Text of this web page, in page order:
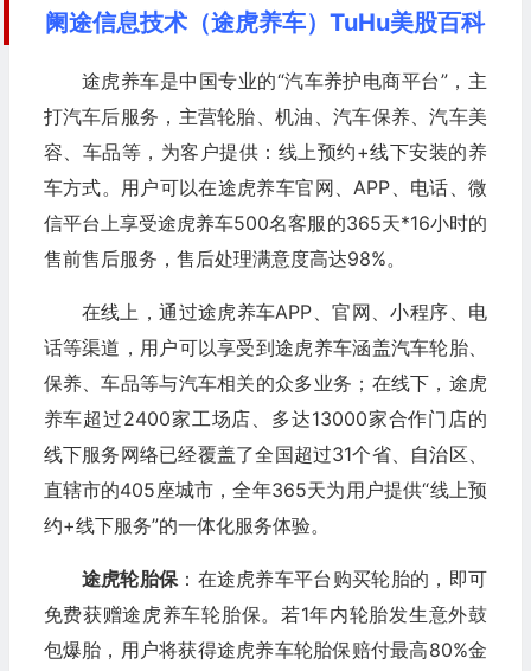
阑途信息技术（途虎养车）TuHu美股百科
途虎养车是中国专业的“汽车养护电商平台”，主
打汽车后服务，主营轮胎、机油、汽车保养、汽车美
容、车品等，为客户提供：线上预约+线下安装的养
车方式。用户可以在途虎养车官网、APP、电话、微
信平台上享受途虎养车500名客服的365天*16小时的
售前售后服务，售后处理满意度高达98%。
在线上，通过途虎养车APP、官网、小程序、电
话等渠道，用户可以享受到途虎养车涵盖汽车轮胎、
保养、车品等与汽车相关的众多业务；在线下，途虎
养车超过2400家工场店、多达13000家合作门店的
线下服务网络已经覆盖了全国超过31个省、自治区、
直辖市的405座城市，全年365天为用户提供“线上预
约+线下服务”的一体化服务体验。
途虎轮胎保 ：在途虎养车平台购买轮胎的，即可
免费获赠途虎养车轮胎保。若1年内轮胎发生意外鼓
包爆胎，用户将获得途虎养车轮胎保赔付最高80%金